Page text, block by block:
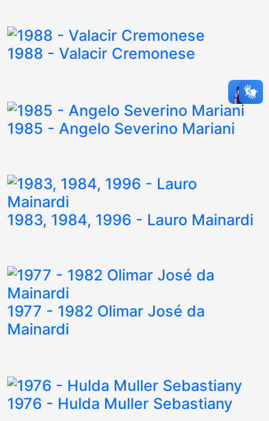
1988 - Valacir Cremonese
1985 - Angelo Severino Mariani
1983, 1984, 1996 - Lauro Mainardi
1977 - 1982 Olimar José da
Mainardi
1976 - Hulda Muller Sebastiany